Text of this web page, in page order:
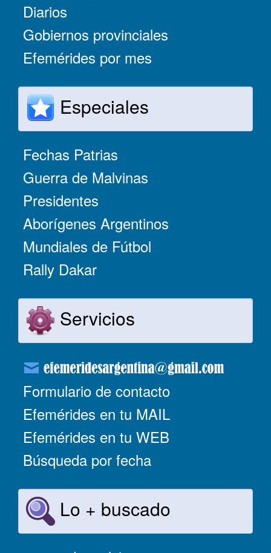
Diarios
Gobiernos provinciales
Efemérides por mes
Especiales
Fechas Patrias
Guerra de Malvinas
Presidentes
Aborígenes Argentinos
Mundiales de Fútbol
Rally Dakar
Servicios
Formulario de contacto
Efemérides en tu MAIL
Efemérides en tu WEB
Búsqueda por fecha
Lo + buscado